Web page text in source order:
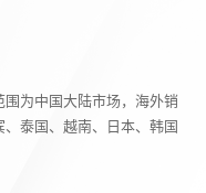
为中国大陆市场，海外销
泰国、越南、日本、韩国